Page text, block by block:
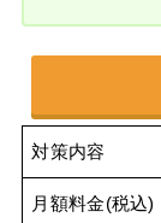
対策内容
月額料金(税込)